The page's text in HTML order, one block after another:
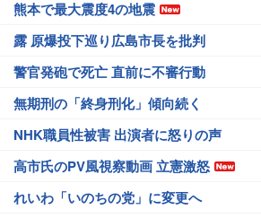
熊本で最大震度4の地震
露 原爆投下巡り広島市長を批判
警官発砲で死亡 直前に不審行動
無期刑の「終身刑化」傾向続く
NHK職員性被害 出演者に怒りの声
高市氏のPV風視察動画 立憲激怒
れいわ「いのちの党」に変更へ